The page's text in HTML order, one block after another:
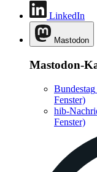
LinkedIn
Mastodon
Mastodon-
Bundestag
Fenster)
hib-
Fenster)